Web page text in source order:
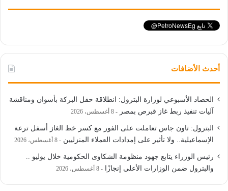
أحدث الأضافات
الحصاد الأسبوعي لوزارة البترول: انطلاقة حقل البركة بأسوان ومناقشة
آليات تنفيذ ربط غاز قبرص بمصر
8 أغسطس، 2026
البترول: تاون جاس تعاملت على الفور مع كسر خط الغاز أسفل ترعة
الإسماعيلية.. ولا تأثير على إمدادات العملاء المنزليين
8 أغسطس، 2026
رئيس الوزراء يتابع جهود منظومة الشكاوى الحكومية خلال يوليو ..
والبترول ضمن الوزارات الأعلى إنجازًا
8 أغسطس، 2026